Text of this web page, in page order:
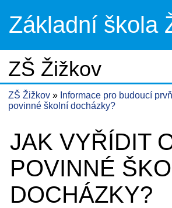
Základní škola
ZŠ Žižkov
ZŠ Žižkov Informace pro budoucí
povinné školní docházky?
JAK VYŘÍDIT
POVINNÉ
DOCHÁZKY?